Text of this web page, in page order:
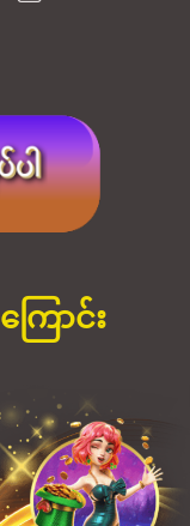
ောင်း